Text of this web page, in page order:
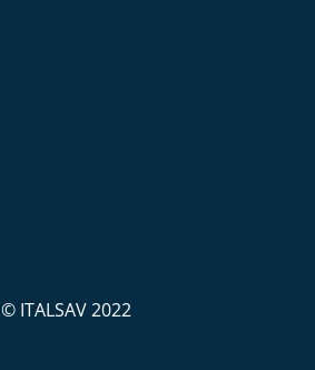
© ITALSAV 2022